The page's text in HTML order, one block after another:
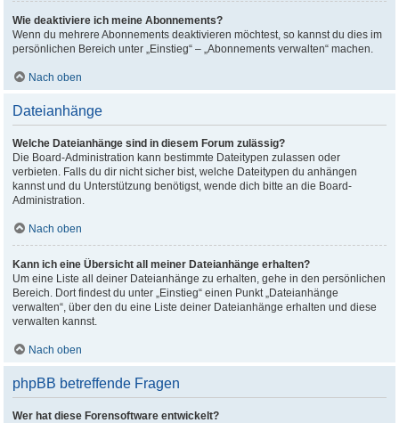
Wie deaktiviere ich meine Abonnements?
Wenn du mehrere Abonnements deaktivieren möchtest, so kannst du dies im
persönlichen Bereich unter „Einstieg“ – „Abonnements verwalten“ machen.
Nach oben
Dateianhänge
Welche Dateianhänge sind in diesem Forum zulässig?
Die Board-Administration kann bestimmte Dateitypen zulassen oder
verbieten. Falls du dir nicht sicher bist, welche Dateitypen du anhängen
kannst und du Unterstützung benötigst, wende dich bitte an die Board-
Administration.
Nach oben
Kann ich eine Übersicht all meiner Dateianhänge erhalten?
Um eine Liste all deiner Dateianhänge zu erhalten, gehe in den persönlichen
Bereich. Dort findest du unter „Einstieg“ einen Punkt „Dateianhänge
verwalten“, über den du eine Liste deiner Dateianhänge erhalten und diese
verwalten kannst.
Nach oben
phpBB betreffende Fragen
Wer hat diese Forensoftware entwickelt?